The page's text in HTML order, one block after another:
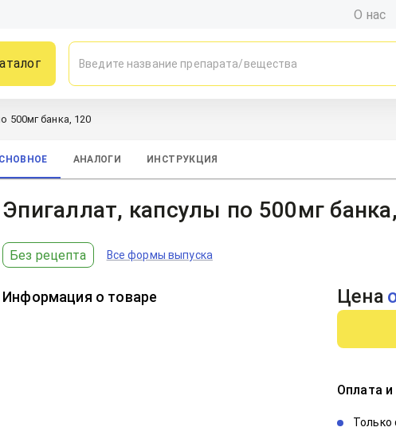
О нас
500мг банка, 120
АНАЛОГИ ИНСТРУКЦИЯ
Эпигаллат, капсулы по 500мг
Без рецепта Все формы выпуска
Информация о товаре Цена
Оплата
Только